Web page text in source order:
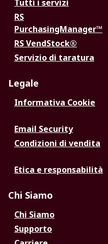
Tutti i servizi
RS
PurchasingManager™
RS VendStock®
Servizio di taratura
Legale
Informativa Cookie
Email Security
Condizioni di vendita
Etica e responsabilità
Chi Siamo
Chi Siamo
Supporto